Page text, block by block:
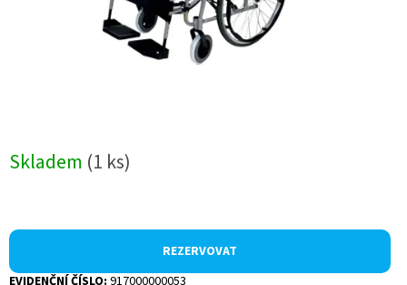
Skladem (1 ks)
REZERVOVAT